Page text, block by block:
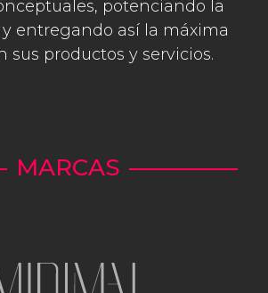
potenciando la
entregando así la máxima
sus productos y servicios.
MARCAS